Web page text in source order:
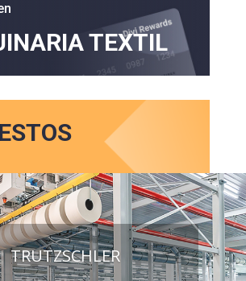
TEXTIL
TRUTZSCHLER